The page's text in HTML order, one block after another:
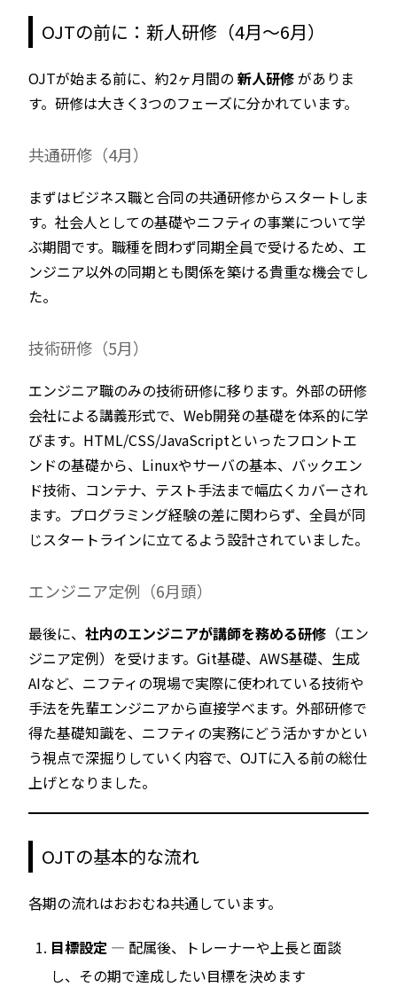
OJTの前に：新人研修（4月〜6月）
OJTが始まる前に、約2ヶ月間の 新人研修がありま
す。研修は大きく3つのフェーズに分かれています。
共通研修（4月）
まずはビジネス職と合同の共通研修からスタートしま
す。社会人としての基礎やニフティの事業について学
ぶ期間です。職種を問わず同期全員で受けるため、エ
ンジニア以外の同期とも関係を築ける貴重な機会でし
た。
技術研修（5月）
エンジニア職のみの技術研修に移ります。外部の研修
会社による講義形式で、Web開発の基礎を体系的に学
びます。HTML/CSS/JavaScriptといったフロントエ
ンドの基礎から、Linuxやサーバの基本、バックエン
ド技術、コンテナ、テスト手法まで幅広くカバーされ
ます。プログラミング経験の差に関わらず、全員が同
じスタートラインに立てるよう設計されていました。
エンジニア定例（6月頭）
最後に、 社内のエンジニアが講師を務める研修 （エン
ジニア定例）を受けます。Git基礎、AWS基礎、生成
AIなど、ニフティの現場で実際に使われている技術や
手法を先輩エンジニアから直接学べます。外部研修で
得た基礎知識を、ニフティの実務にどう活かすかとい
う視点で深掘りしていく内容で、OJTに入る前の総仕
上げとなりました。
OJTの基本的な流れ
各期の流れはおおむね共通しています。
目標設定 — 配属後、トレーナーや上長と面談
し、その期で達成したい目標を決めます